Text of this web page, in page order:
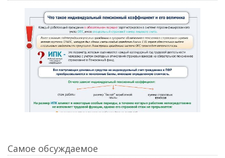
Самое обсуждаемое